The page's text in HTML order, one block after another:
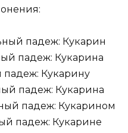
падеж: Кукарин
падеж: Кукарина
падеж: Кукарину
падеж: Кукарина
падеж: Кукарином
падеж: Кукарине